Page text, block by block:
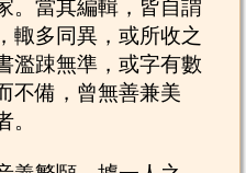
。當其編輯，皆自謂
輙多同異，或所收之
濫踈無準，或字有數
不備，曾無善兼美
。